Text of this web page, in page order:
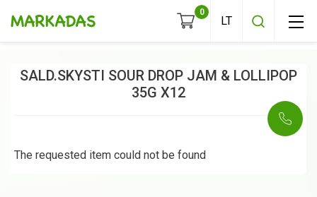
0
SALD.SKYSTI SOUR DROP JAM & LOLLIPOP
35G X12
The requested item could not be found